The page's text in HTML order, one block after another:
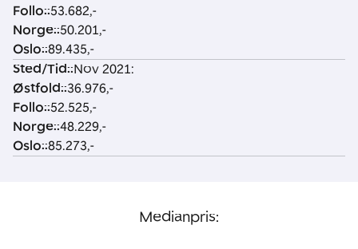
Follo::53.682,-
Norge::50.201,-
Oslo::89.435,-
Sted/Tid::Nov 2021:
Østfold::36.976,-
Follo::52.525,-
Norge::48.229,-
Oslo::85.273,-
Medianpris: